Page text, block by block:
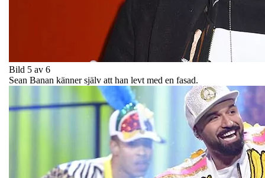
Bild 5 av 6
Sean Banan känner själv att han levt med en fasad.